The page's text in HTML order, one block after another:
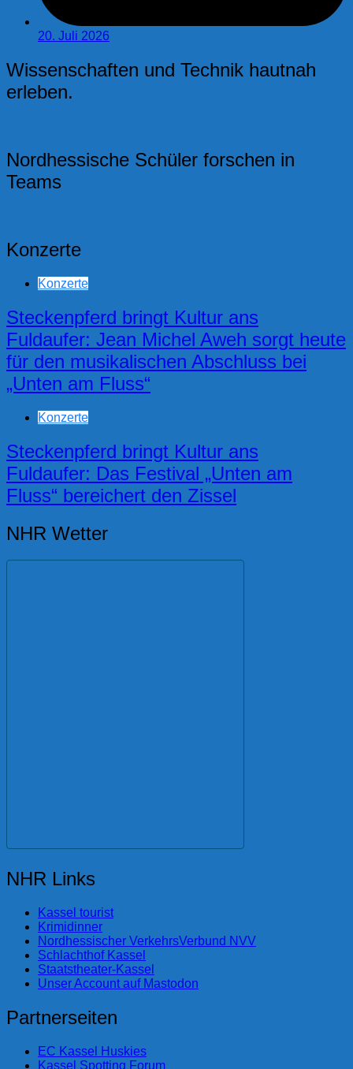
20. Juli 2026
Wissenschaften und Technik hautnah
erleben.
Nordhessische Schüler forschen in
Teams
Konzerte
Konzerte
Steckenpferd bringt Kultur ans
Fuldaufer: Jean Michel Aweh sorgt heute
für den musikalischen Abschluss bei
„Unten am Fluss“
Konzerte
Steckenpferd bringt Kultur ans
Fuldaufer: Das Festival „Unten am
Fluss“ bereichert den Zissel
NHR Wetter
NHR Links
Kassel tourist
Krimidinner
Nordhessischer VerkehrsVerbund NVV
Schlachthof Kassel
Staatstheater-Kassel
Unser Account auf Mastodon
Partnerseiten
EC Kassel Huskies
Kassel Spotting Forum